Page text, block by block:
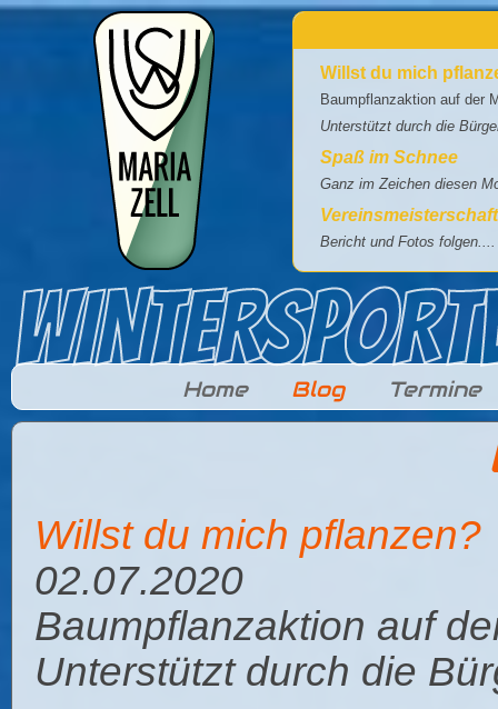
Direkt zum Inhalt
Willst du mich
Baumpflanzaktion auf der
Unterstützt durch die
Spaß im Schnee
Ganz im Zeichen diesen
Bericht und Fotos folgen....
Home Blog Termine
Willst du mich pflanzen?
02.07.2020
Baumpflanzaktion auf
Unterstützt durch die